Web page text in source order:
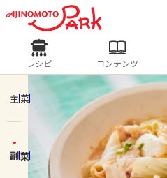
ログインするとレシ
ログイン
ホーム
レシピ
人気の食材・レシピ
きゅうり なす ト
レシピ コンテンツ
主菜
副菜